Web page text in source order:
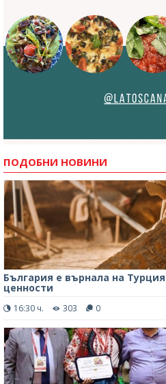
ПОДОБНИ НОВИНИ
България е върнала на
ценности
16:30 ч. 303 0